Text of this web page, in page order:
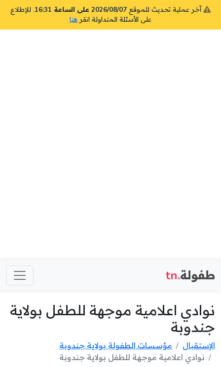
آخر عملية تحديث للموقع 2026/08/07 على الساعة 16:31
. للإطلاع
على الأسئلة المتداولة انقر هنا
طفولة.tn
نوادي اعلامية موجهة للطفل بولاية
جندوبة
الإستقبال
مؤسسات الطفولة بولاية جندوبة
نوادي اعلامية موجهة للطفل بولاية جندوبة